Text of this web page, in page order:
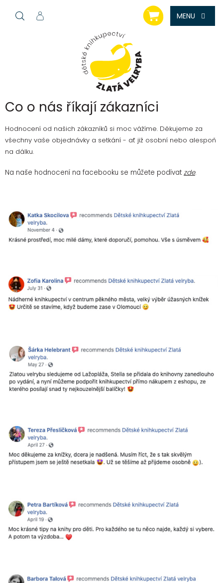
NÁKUPNÍ
KOŠÍK
Co o nás říkají zákazníci
Hodnocení od našich zákazníků si moc vážíme. Děkujeme za
všechny vaše objednávky a setkání - ať již osobní nebo alespoň
na dálku.
Na naše hodnocení na facebooku se můžete podívat zde.